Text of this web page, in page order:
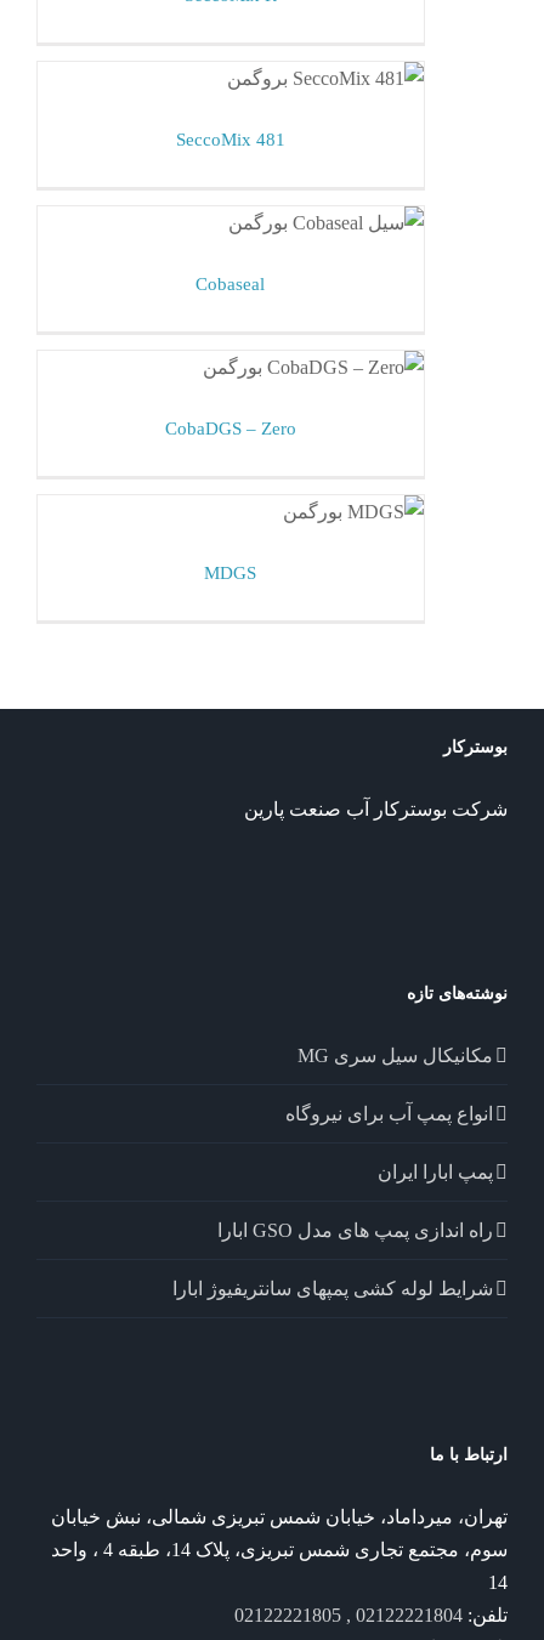
مکانیکال سیل بورگمن
SeccoMix 481
مکانیکال سیل بورگمن
Cobaseal
مکانیکال سیل بورگمن
CobaDGS – Zero
مکانیکال سیل بورگمن
MDGS
بوسترکار
شرکت بوسترکار آب صنعت پارین
نوشته‌های تازه
مکانیکال سیل سری MG
انواع پمپ آب برای نیروگاه
پمپ ابارا ایران
راه اندازی پمپ های مدل GSO ابارا
شرایط لوله کشی پمپهای سانتریفیوژ ابارا
ارتباط با ما
تهران، میرداماد، خیابان شمس تبریزی شمالی، نبش خیابان
سوم، مجتمع تجاری شمس تبریزی، پلاک 14، طبقه 4 ، واحد
14
تلفن: 02122221804 , 02122221805